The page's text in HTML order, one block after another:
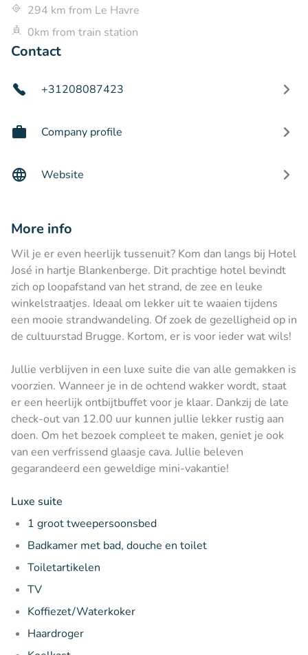
294 km from Le Havre
0km from train station
Contact
+31208087423
Company profile
Website
More info
Wil je er even heerlijk tussenuit? Kom dan langs bij Hotel
José in hartje Blankenberge. Dit prachtige hotel bevindt
zich op loopafstand van het strand, de zee en leuke
winkelstraatjes. Ideaal om lekker uit te waaien tijdens
een mooie strandwandeling. Of zoek de gezelligheid op in
de cultuurstad Brugge. Kortom, er is voor ieder wat wils!
Jullie verblijven in een luxe suite die van alle gemakken is
voorzien. Wanneer je in de ochtend wakker wordt, staat
er een heerlijk ontbijtbuffet voor je klaar. Dankzij de late
check-out van 12.00 uur kunnen jullie lekker rustig aan
doen. Om het bezoek compleet te maken, geniet je ook
van een verfrissend glaasje cava. Jullie beleven
gegarandeerd een geweldige mini-vakantie!
Luxe suite
1 groot tweepersoonsbed
Badkamer met bad, douche en toilet
Toiletartikelen
TV
Koffiezet/Waterkoker
Haardroger